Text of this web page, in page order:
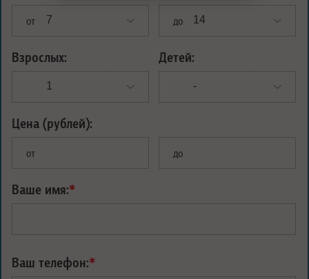
от до
Взрослых: Детей:
Цена (рублей):
от до
Ваше имя:*
Ваш телефон:*